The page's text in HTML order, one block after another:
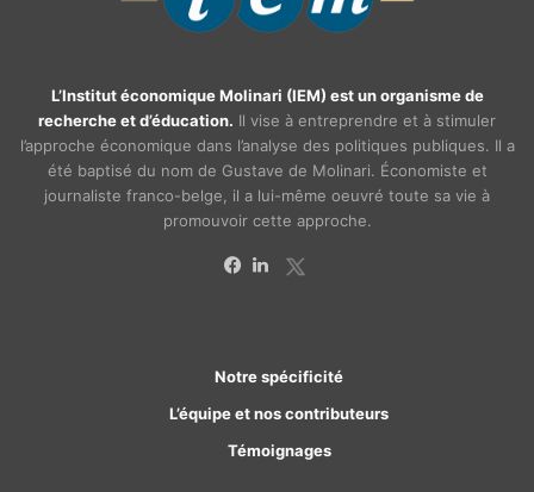
L’Institut économique Molinari (IEM) est un organisme de
recherche et d’éducation. Il vise à entreprendre et à stimuler
l’approche économique dans l’analyse des politiques publiques. Il a
été baptisé du nom de Gustave de Molinari. Économiste et
journaliste franco-belge, il a lui-même oeuvré toute sa vie à
promouvoir cette approche.
Notre spécificité
L’équipe et nos contributeurs
Témoignages